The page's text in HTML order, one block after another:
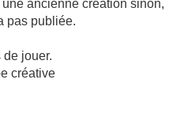
ancienne création sinon,
pas publiée.
de jouer.
créative